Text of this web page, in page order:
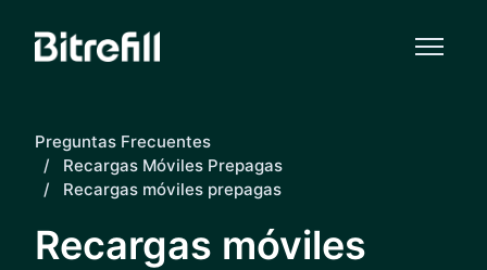
Preguntas Frecuentes
Recargas Móviles Prepagas
Recargas móviles prepagas
Recargas móviles